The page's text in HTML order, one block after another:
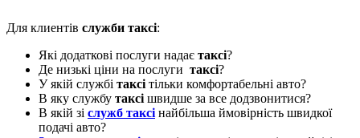
Для клиентів служби таксі:
Які додаткові послуги надає таксі?
Де низькі ціни на послуги таксі?
У якій службі таксі тільки комфортабельні авто?
В яку службу таксі швидше за все додзвонитися?
В якій зі служб таксі найбільша ймовірність швидкої
подачі авто?